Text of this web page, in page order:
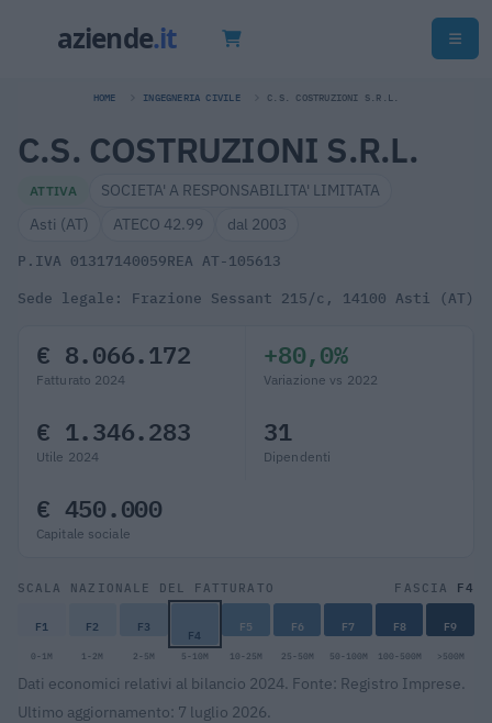
HOME INGEGNERIA CIVILE C.S. COSTRUZIONI S.R.L.
C.S. COSTRUZIONI S.R.L.
ATTIVA
SOCIETA' A RESPONSABILITA' LIMITATA
Asti (AT)
ATECO 42.99 dal 2003
P.IVA 01317140059REA AT-105613
Sede legale: Frazione Sessant 215/c, 14100 Asti (AT)
€ 8.066.172
Fatturato 2024
+80,0%
Variazione vs 2022
€ 1.346.283
Utile 2024
31
Dipendenti
€ 450.000
Capitale sociale
SCALA NAZIONALE DEL FATTURATO FASCIA F4
F1 F2 F3 F4 F5 F6 F7 F8 F9
0-1M 1-2M 2-5M 5-10M 10-25M 25-50M 50-100M 100-500M >500M
Dati economici relativi al bilancio 2024. Fonte: Registro Imprese.
Ultimo aggiornamento: 7 luglio 2026.